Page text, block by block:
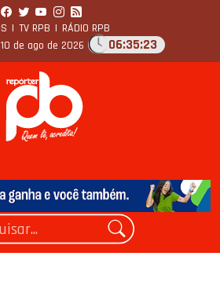
| TV RPB | RÁDIO RPB
de ago de 2026 06:35:24